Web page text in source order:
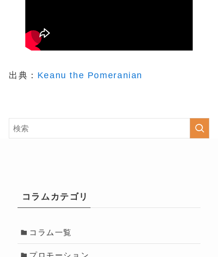
出典： Keanu the Pomeranian
コラムカテゴリ
コラム一覧
プロモーション